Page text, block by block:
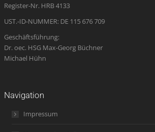
Register-Nr. HRB 4133
UST.-ID-NUMMER: DE 115 676 709
Geschäftsführung:
Dr. oec. HSG Max-Georg Büchner
Michael Hühn
Navigation
Impressum